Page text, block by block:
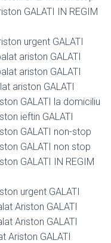
GALATI IN REGIM
urgent GALATI
ariston GALATI
ariston GALATI
ariston GALATI
GALATI la domiciliu
ieftin GALATI
GALATI non-stop
GALATI non stop
GALATI IN REGIM
urgent GALATI
Ariston GALATI
Ariston GALATI
Ariston GALATI